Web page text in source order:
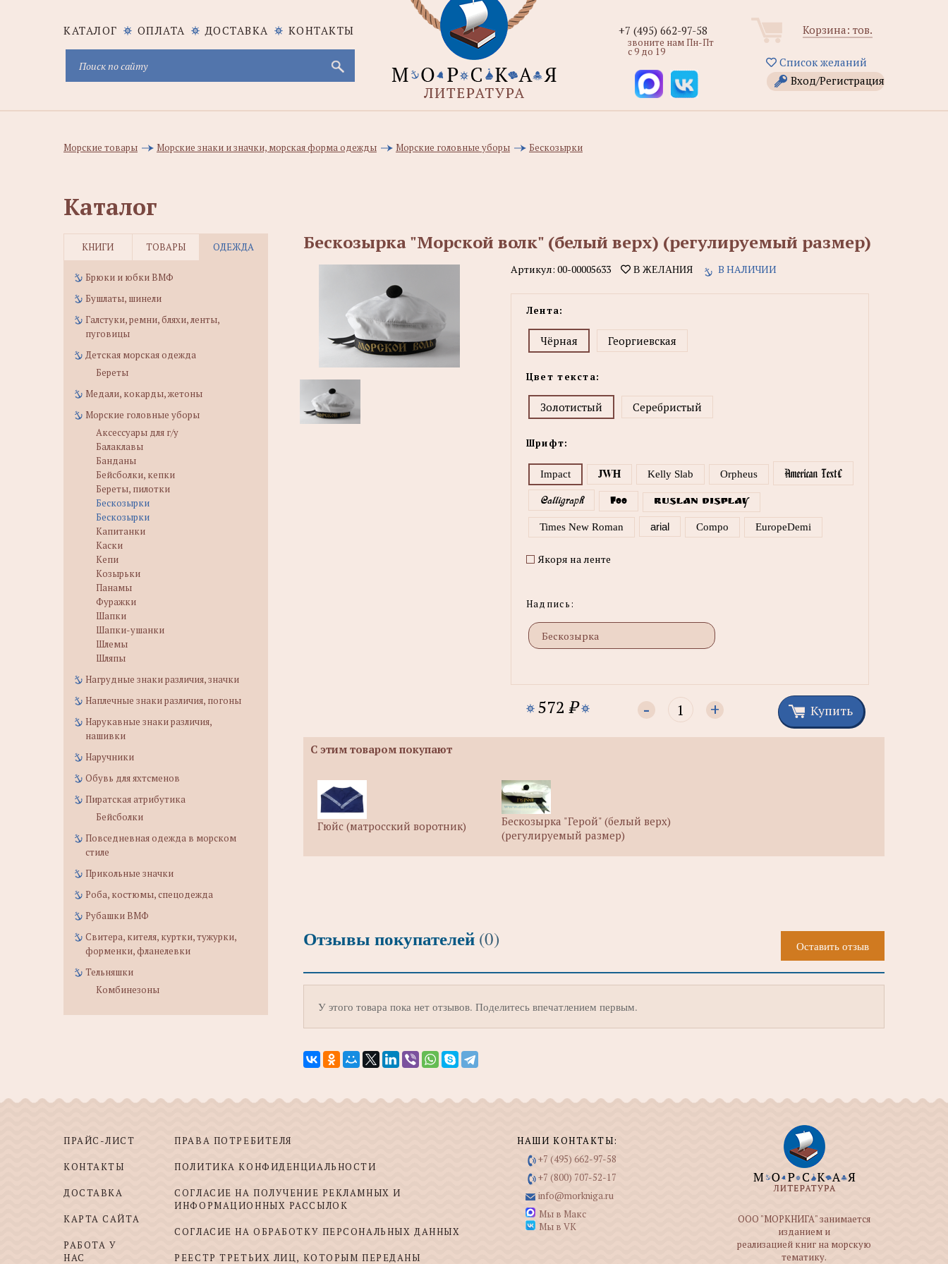
КАТАЛОГ ОПЛАТА ДОСТАВКА КОНТАКТЫ Корзина: тов.
Список желаний
Вход/Регистрация
+7 (495) 662-97-58
звоните нам Пн-Пт
с 9 до 19
Морские товары Морские знаки и значки, морская форма одежды Морские головные уборы Бескозырки
Каталог
КНИГИ ТОВАРЫ ОДЕЖДА
Брюки и юбки ВМФ
Бушлаты, шинели
Галстуки, ремни, бляхи, ленты,
пуговицы
Детская морская одежда
Береты
Медали, кокарды, жетоны
Морские головные уборы
Аксессуары для г/у
Балаклавы
Банданы
Бейсболки, кепки
Береты, пилотки
Бескозырки
Бескозырки
Капитанки
Каски
Кепи
Козырьки
Панамы
Фуражки
Шапки
Шапки-ушанки
Шлемы
Шляпы
Нагрудные знаки различия, значки
Наплечные знаки различия, погоны
Нарукавные знаки различия,
нашивки
Наручники
Обувь для яхтсменов
Пиратская атрибутика
Бейсболки
Повседневная одежда в морском
стиле
Прикольные значки
Роба, костюмы, спецодежда
Рубашки ВМФ
Свитера, кителя, куртки, тужурки,
форменки, фланелевки
Тельняшки
Комбинезоны
Бескозырка "Морской волк" (белый верх) (регулируемый размер)
Артикул: 00-00005633 В ЖЕЛАНИЯ В НАЛИЧИИ
Лента:
Чёрная Георгиевская
Цвет текста:
Золотистый Серебристый
Шрифт:
Impact JWH Kelly Slab Orpheus American TextC
Calligraph Foo Ruslan Display
Times New Roman arial Compo EuropeDemi
Якоря на ленте
Надпись:
572 ₽ - + Купить
С этим товаром покупают
Гюйс (матросский воротник)
Бескозырка "Герой" (белый верх)
(регулируемый размер)
Отзывы покупателей (0) Оставить отзыв
У этого товара пока нет отзывов. Поделитесь впечатлением первым.
ПРАЙС-ЛИСТ
КОНТАКТЫ
ДОСТАВКА
КАРТА САЙТА
РАБОТА У
НАС
ПРАВА ПОТРЕБИТЕЛЯ
ПОЛИТИКА КОНФИДЕНЦИАЛЬНОСТИ
СОГЛАСИЕ НА ПОЛУЧЕНИЕ РЕКЛАМНЫХ И
ИНФОРМАЦИОННЫХ РАССЫЛОК
СОГЛАСИЕ НА ОБРАБОТКУ ПЕРСОНАЛЬНЫХ ДАННЫХ
РЕЕСТР ТРЕТЬИХ ЛИЦ, КОТОРЫМ ПЕРЕДАНЫ
НАШИ КОНТАКТЫ:
+7 (495) 662-97-58
+7 (800) 707-52-17
info@morkniga.ru
Мы в Макс
Мы в VK
ООО "МОРКНИГА" занимается
изданием и
реализацией книг на морскую
тематику.